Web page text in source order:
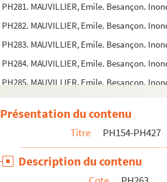
PH281. MAUVILLIER, Emile. Besançon.
PH282. MAUVILLIER, Emile. Besançon.
PH283. MAUVILLIER, Emile. Besançon.
PH284. MAUVILLIER, Emile. Besançon.
PH285. MAUVILLIER, Emile. Besançon.
PH286. MAUVILLIER, Emile. Besançon.
PH287. MAUVILLIER, Emile. Besançon.
PH288. MAUVILLIER, Emile. Besançon.
PH289. MAUVILLIER, Emile. Besançon.
PH290. Besançon. Inondations janvier
Présentation du contenu
Titre PH154-PH427
Description du contenu